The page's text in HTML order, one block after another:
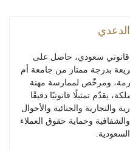
سعودي، حاصل على
بدرجة ممتاز من جامعة أم
ومرخّص لممارسة مهنة
يقدّم تمثيلًا قانونيًا دقيقًا
والتجارية والجنائية والأحوال
وحماية حقوق العملاء